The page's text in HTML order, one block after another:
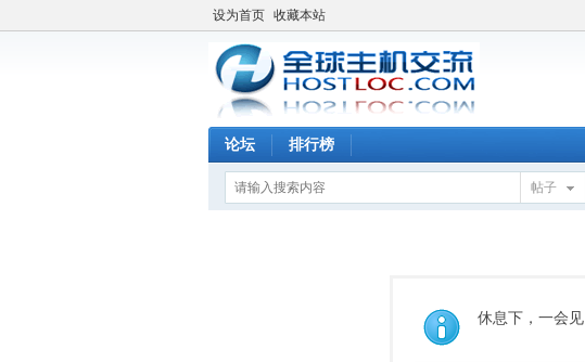
设为首页 收藏本站
论坛 排行榜
帖子
休息下，一会见